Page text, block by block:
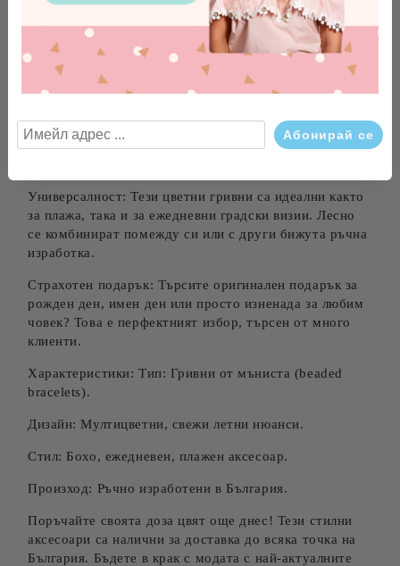
Защо да изберете нашите гривни?
Уникален стил: Всяка гривна от комплекта, е
създадена с внимание към детайла, за да ви осигури
Използваме висококачествени стъклени мъниста,
които са издръжливи и запазват наситените си
Универсалност: Тези цветни гривни са идеални както
за плажа, така и за ежедневни градски визии. Лесно
се комбинират помежду си или с други бижута ръчна
изработка.
Страхотен подарък: Търсите оригинален подарък за
рожден ден, имен ден или просто изненада за любим
човек? Това е перфектният избор, търсен от много
клиенти.
Характеристики: Тип: Гривни от мъниста (beaded
bracelets).
Дизайн: Мултицветни, свежи летни нюанси.
Стил: Бохо, ежедневен, плажен аксесоар.
Произход: Ръчно изработени в България.
Поръчайте своята доза цвят още днес! Тези стилни
аксесоари са налични за доставка до всяка точка на
България. Бъдете в крак с модата с най-актуалните